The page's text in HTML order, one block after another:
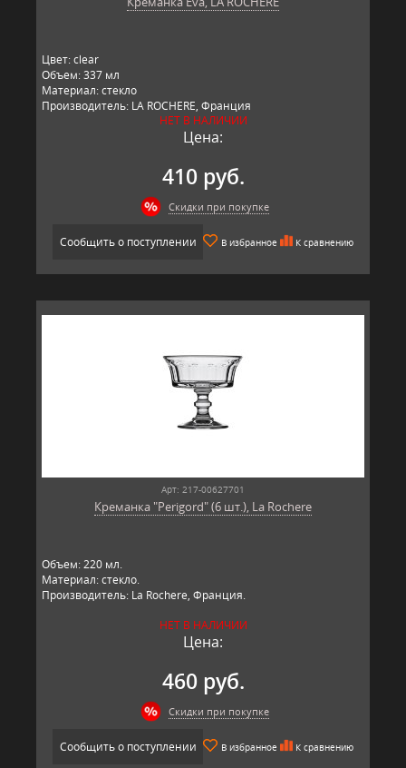
Цвет: clear
Объем: 337 мл
Материал: стекло
Производитель: LA ROCHERE, Франция
НЕТ В НАЛИЧИИ
Цена:
410 руб.
Скидки при покупке
Сообщить о поступлении В избранное К сравнению
Арт: 217-00627701
Креманка "Perigord" (6 шт.), La Rochere
Объем: 220 мл.
Материал: стекло.
Производитель: La Rochere, Франция.
НЕТ В НАЛИЧИИ
Цена:
460 руб.
Скидки при покупке
Сообщить о поступлении В избранное К сравнению